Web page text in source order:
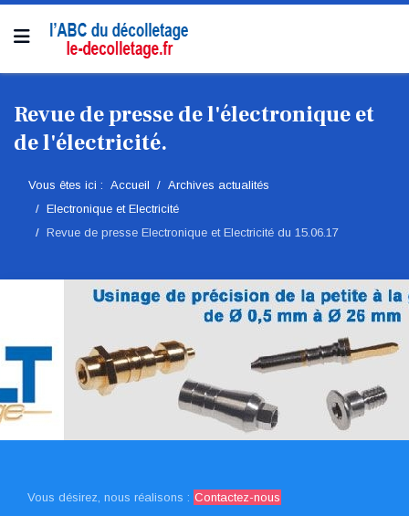
Revue de presse de l'électronique et
de l'électricité.
Vous êtes ici : Accueil
Archives actualités
Electronique et Electricité
Revue de presse Electronique et Electricité du 15.06.17
Vous désirez, nous réalisons : Contactez-nous